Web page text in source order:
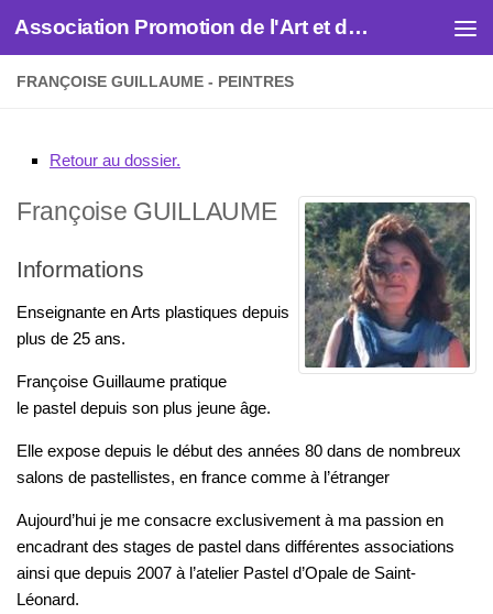
Skip to content Association Promotion de l'Art et des Artistes
FRANÇOISE GUILLAUME - PEINTRES
Retour au dossier.
Françoise GUILLAUME
Informations
Enseignante en Arts plastiques depuis
plus de 25 ans.
Françoise Guillaume pratique
le pastel depuis son plus jeune âge.
Elle expose depuis le début des années 80 dans de nombreux
salons de pastellistes, en france comme à l’étranger
Aujourd’hui je me consacre exclusivement à ma passion en
encadrant des stages de pastel dans différentes associations
ainsi que depuis 2007 à l’atelier Pastel d’Opale de Saint-
Léonard.